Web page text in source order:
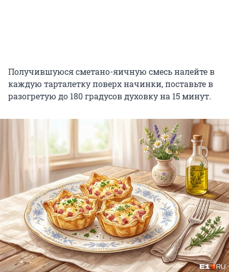
Получившуюся сметано-яичную смесь налейте в
каждую тарталетку поверх начинки, поставьте в
разогретую до 180 градусов духовку на 15 минут.